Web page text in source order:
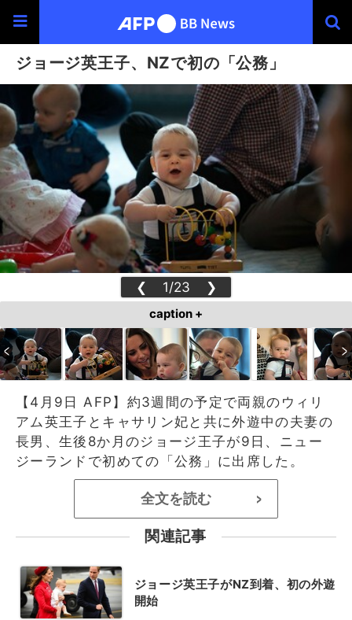
ジョージ英王子、NZで初の「公務」
❮ 1/23 ❯
caption +
【4月9日 AFP】約3週間の予定で両親のウィリ
アム英王子とキャサリン妃と共に外遊中の夫妻の
長男、生後8か月のジョージ王子が9日、ニュー
ジーランドで初めての「公務」に出席した。
全文を読む >
関連記事
ジョージ英王子がNZ到着、初の外遊
開始